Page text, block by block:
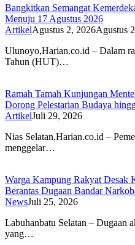
Bangkitkan Semangat
Menuju 17 Agustus 2026
ArtikelAgustus 2, 2026Agustus
Ulunoyo,Harian.co.id – Dalam
Tahun (HUT)…
Ramah Tamah Kunjungan
Dorong Pelestarian Budaya
ArtikelJuli 29, 2026
Nias Selatan,Harian.co.id –
menggelar…
Warga Kampung Rakyat Desak
Berantas Dugaan Bandar
NewsJuli 25, 2026
Labuhanbatu Selatan – Dugaan
yang…